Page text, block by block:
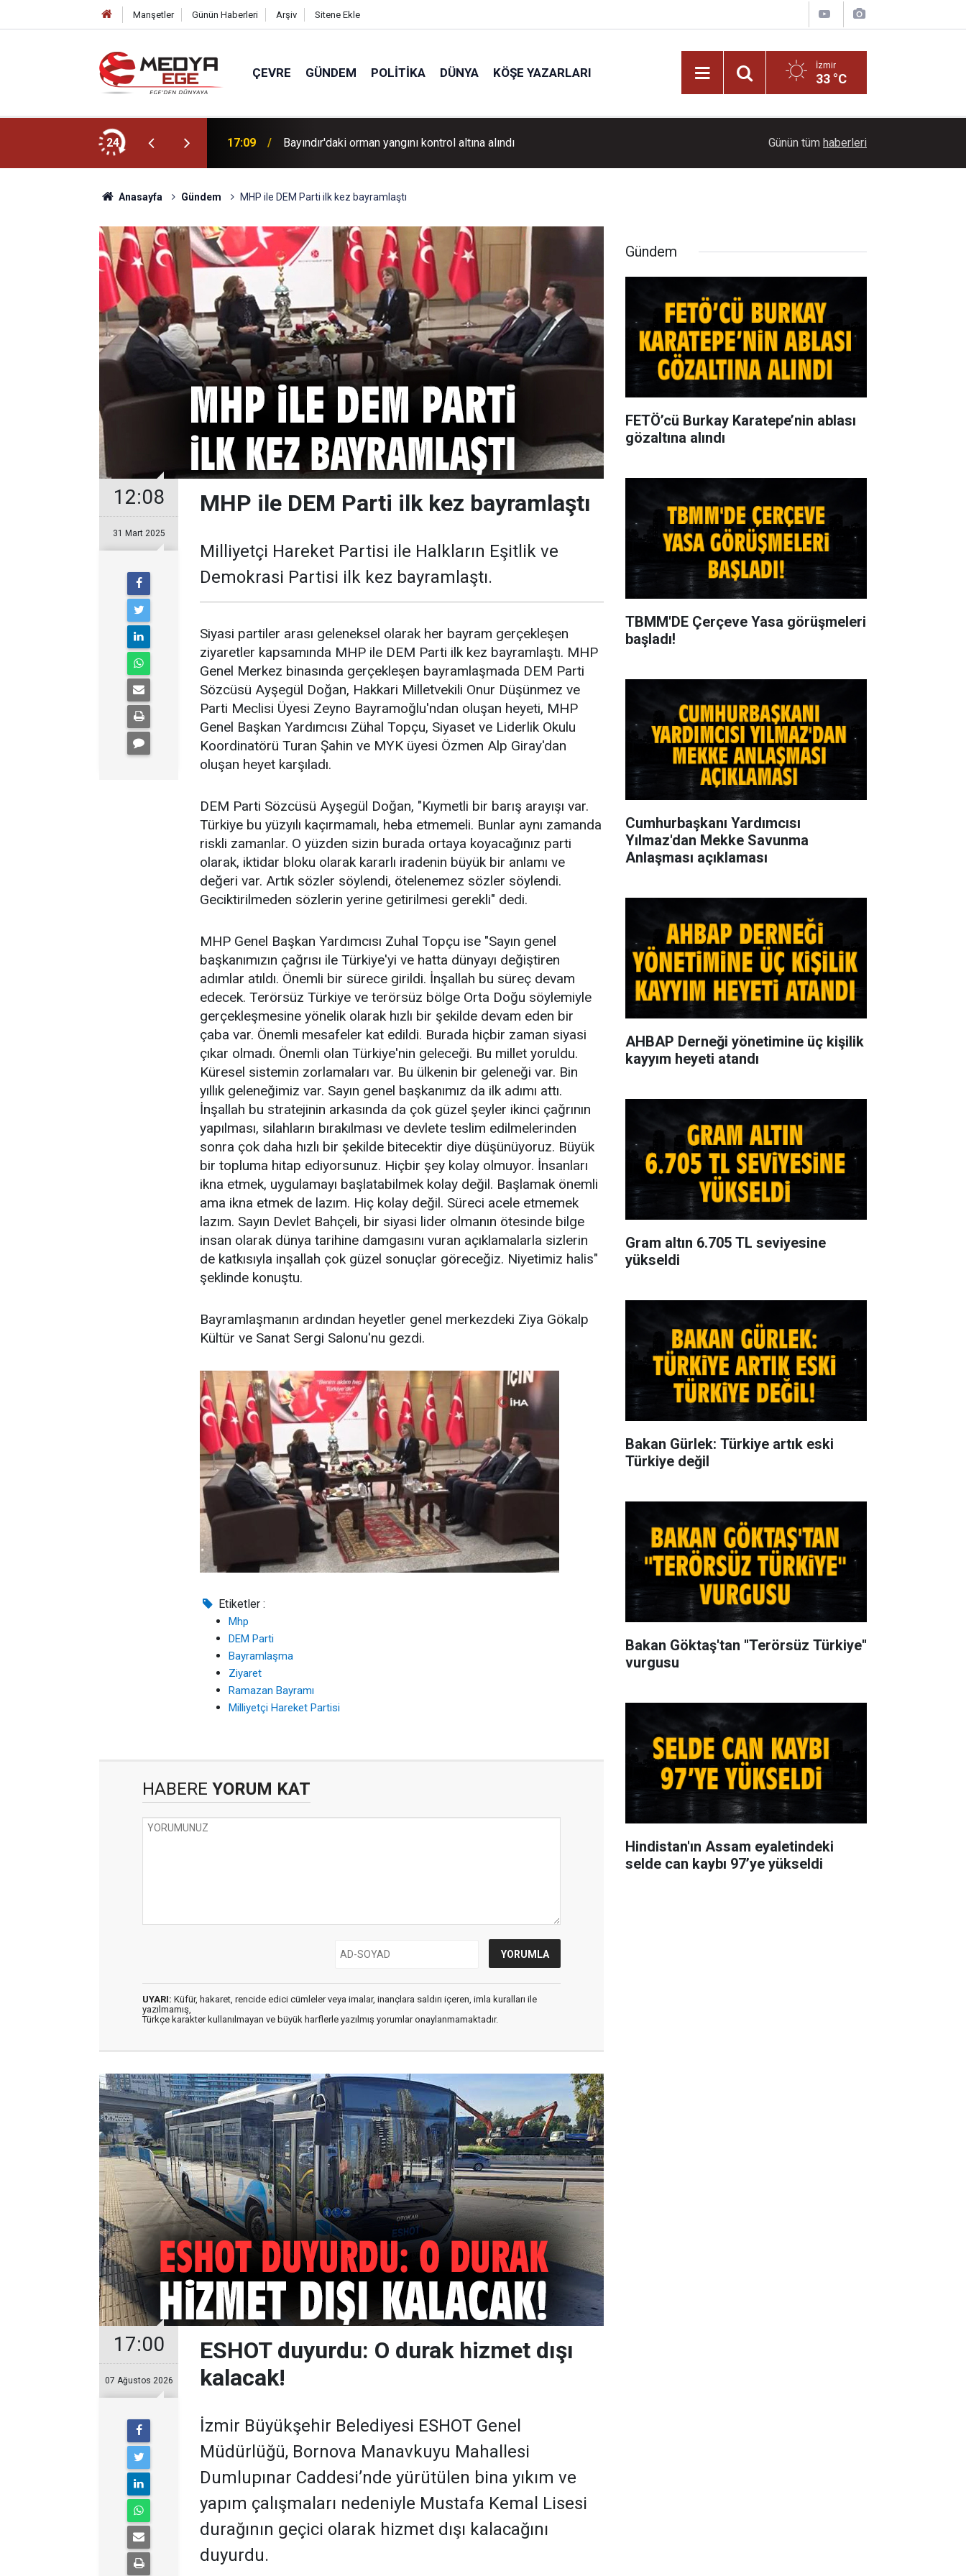
Manşetler Günün Haberleri Arşiv Sitene Ekle
ÇEVRE GÜNDEM POLITIKA DÜNYA KÖŞE YAZARLARI İzmir
33 °C
24 17:09 Bayındır'daki orman yangını kontrol altına alındı Arabeskin unutulmaz sesi: Müslüm Gürses
Günün tüm haberleri
Anasayfa Gündem MHP ile DEM Parti ilk kez bayramlaştı
12:08
31 Mart 2025
MHP ile DEM Parti ilk kez bayramlaştı
Milliyetçi Hareket Partisi ile Halkların Eşitlik ve
Demokrasi Partisi ilk kez bayramlaştı.
Siyasi partiler arası geleneksel olarak her bayram gerçekleşen
ziyaretler kapsamında MHP ile DEM Parti ilk kez bayramlaştı. MHP
Genel Merkez binasında gerçekleşen bayramlaşmada DEM Parti
Sözcüsü Ayşegül Doğan, Hakkari Milletvekili Onur Düşünmez ve
Parti Meclisi Üyesi Zeyno Bayramoğlu'ndan oluşan heyeti, MHP
Genel Başkan Yardımcısı Zühal Topçu, Siyaset ve Liderlik Okulu
Koordinatörü Turan Şahin ve MYK üyesi Özmen Alp Giray'dan
oluşan heyet karşıladı.
DEM Parti Sözcüsü Ayşegül Doğan, "Kıymetli bir barış arayışı var.
Türkiye bu yüzyılı kaçırmamalı, heba etmemeli. Bunlar aynı zamanda
riskli zamanlar. O yüzden sizin burada ortaya koyacağınız parti
olarak, iktidar bloku olarak kararlı iradenin büyük bir anlamı ve
değeri var. Artık sözler söylendi, ötelenemez sözler söylendi.
Geciktirilmeden sözlerin yerine getirilmesi gerekli" dedi.
MHP Genel Başkan Yardımcısı Zuhal Topçu ise "Sayın genel
başkanımızın çağrısı ile Türkiye'yi ve hatta dünyayı değiştiren
adımlar atıldı. Önemli bir sürece girildi. İnşallah bu süreç devam
edecek. Terörsüz Türkiye ve terörsüz bölge Orta Doğu söylemiyle
gerçekleşmesine yönelik olarak hızlı bir şekilde devam eden bir
çaba var. Önemli mesafeler kat edildi. Burada hiçbir zaman siyasi
çıkar olmadı. Önemli olan Türkiye'nin geleceği. Bu millet yoruldu.
Küresel sistemin zorlamaları var. Bu ülkenin bir geleneği var. Bin
yıllık geleneğimiz var. Sayın genel başkanımız da ilk adımı attı.
İnşallah bu stratejinin arkasında da çok güzel şeyler ikinci çağrının
yapılması, silahların bırakılması ve devlete teslim edilmelerinden
sonra çok daha hızlı bir şekilde bitecektir diye düşünüyoruz. Büyük
bir topluma hitap ediyorsunuz. Hiçbir şey kolay olmuyor. İnsanları
ikna etmek, uygulamayı başlatabilmek kolay değil. Başlamak önemli
ama ikna etmek de lazım. Hiç kolay değil. Süreci acele etmemek
lazım. Sayın Devlet Bahçeli, bir siyasi lider olmanın ötesinde bilge
insan olarak dünya tarihine damgasını vuran açıklamalarla sizlerin
de katkısıyla inşallah çok güzel sonuçlar göreceğiz. Niyetimiz halis"
şeklinde konuştu.
Bayramlaşmanın ardından heyetler genel merkezdeki Ziya Gökalp
Kültür ve Sanat Sergi Salonu'nu gezdi.
Etiketler :
Mhp
DEM Parti
Bayramlaşma
Ziyaret
Ramazan Bayramı
Milliyetçi Hareket Partisi
HABERE YORUM KAT
UYARI: Küfür, hakaret, rencide edici cümleler veya imalar, inançlara saldırı içeren, imla kuralları ile
yazılmamış,
Türkçe karakter kullanılmayan ve büyük harflerle yazılmış yorumlar onaylanmamaktadır.
17:00
07 Ağustos 2026
ESHOT duyurdu: O durak hizmet dışı
kalacak!
İzmir Büyükşehir Belediyesi ESHOT Genel
Müdürlüğü, Bornova Manavkuyu Mahallesi
Dumlupınar Caddesi’nde yürütülen bina yıkım ve
yapım çalışmaları nedeniyle Mustafa Kemal Lisesi
durağının geçici olarak hizmet dışı kalacağını
duyurdu.
Gündem
FETÖ’cü Burkay Karatepe’nin ablası
gözaltına alındı
TBMM'DE Çerçeve Yasa görüşmeleri
başladı!
Cumhurbaşkanı Yardımcısı
Yılmaz'dan Mekke Savunma
Anlaşması açıklaması
AHBAP Derneği yönetimine üç kişilik
kayyım heyeti atandı
Gram altın 6.705 TL seviyesine
yükseldi
Bakan Gürlek: Türkiye artık eski
Türkiye değil
Bakan Göktaş'tan ''Terörsüz Türkiye''
vurgusu
Hindistan'ın Assam eyaletindeki
selde can kaybı 97’ye yükseldi